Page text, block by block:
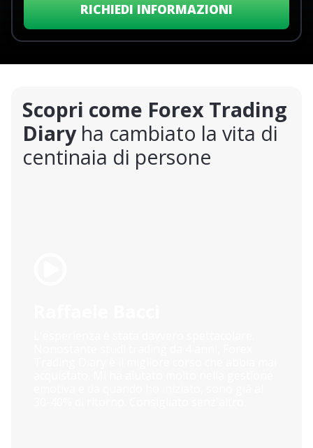
RICHIEDI INFORMAZIONI
Scopri come Forex Trading
Diaryha cambiato la vita di
centinaia di persone